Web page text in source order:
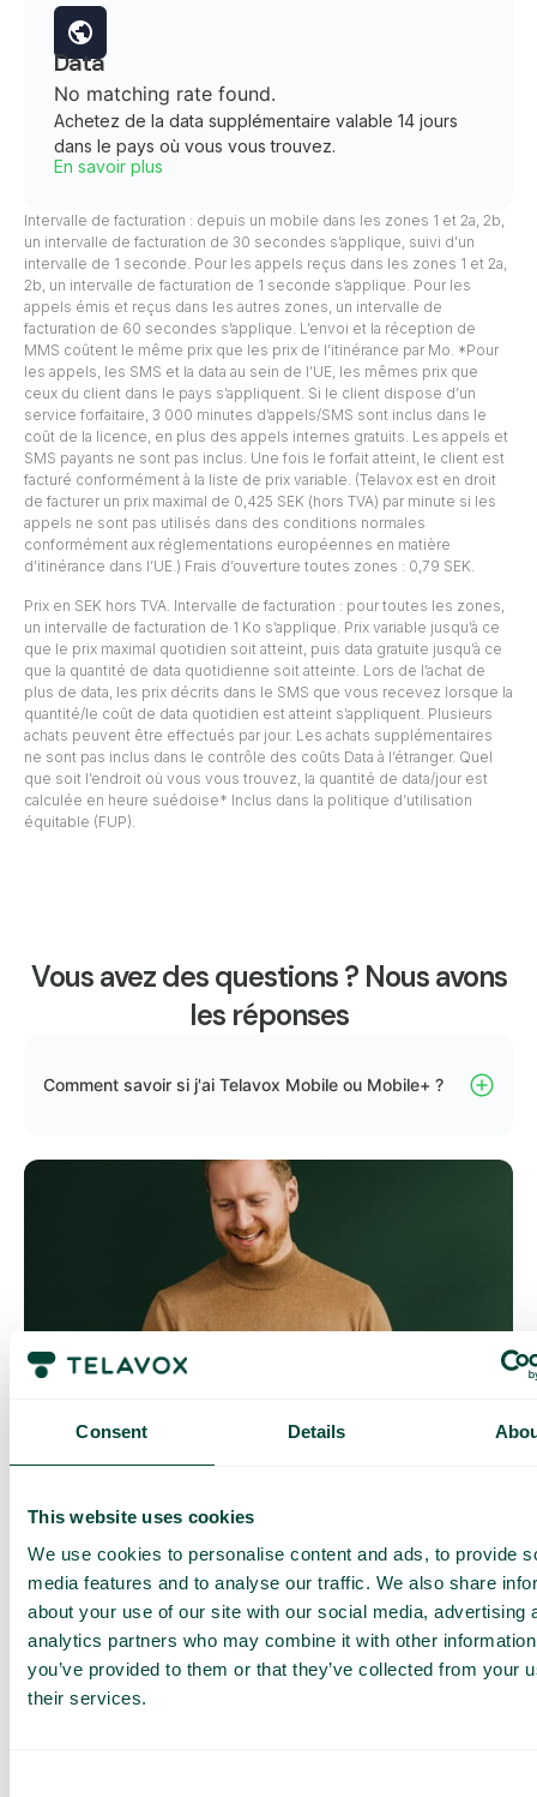
Consent Details
This website uses cookies
We use cookies to personalise content and ads, to provide
media features and to analyse our traffic. We also share
about your use of our site with our social media, advertising
analytics partners who may combine it with other
you’ve provided to them or that they’ve collected from your
their services.
Data
No matching rate found.
Achetez de la data supplémentaire valable 14 jours
dans le pays où vous vous trouvez.
En savoir plus
Intervalle de facturation : depuis un mobile dans les zones 1 et 2a, 2b,
un intervalle de facturation de 30 secondes s’applique, suivi d’un
intervalle de 1 seconde. Pour les appels reçus dans les zones 1 et 2a,
2b, un intervalle de facturation de 1 seconde s’applique. Pour les
appels émis et reçus dans les autres zones, un intervalle de
facturation de 60 secondes s’applique. L’envoi et la réception de
MMS coûtent le même prix que les prix de l’itinérance par Mo. *Pour
les appels, les SMS et la data au sein de l’UE, les mêmes prix que
ceux du client dans le pays s’appliquent. Si le client dispose d’un
service forfaitaire, 3 000 minutes d’appels/SMS sont inclus dans le
coût de la licence, en plus des appels internes gratuits. Les appels et
SMS payants ne sont pas inclus. Une fois le forfait atteint, le client est
facturé conformément à la liste de prix variable. (Telavox est en droit
de facturer un prix maximal de 0,425 SEK (hors TVA) par minute si les
appels ne sont pas utilisés dans des conditions normales
conformément aux réglementations européennes en matière
d’itinérance dans l’UE.) Frais d’ouverture toutes zones : 0,79 SEK.
Prix en SEK hors TVA. Intervalle de facturation : pour toutes les zones,
un intervalle de facturation de 1 Ko s’applique. Prix variable jusqu’à ce
que le prix maximal quotidien soit atteint, puis data gratuite jusqu’à ce
que la quantité de data quotidienne soit atteinte. Lors de l’achat de
plus de data, les prix décrits dans le SMS que vous recevez lorsque la
quantité/le coût de data quotidien est atteint s’appliquent. Plusieurs
achats peuvent être effectués par jour. Les achats supplémentaires
ne sont pas inclus dans le contrôle des coûts Data à l’étranger. Quel
que soit l’endroit où vous vous trouvez, la quantité de data/jour est
calculée en heure suédoise* Inclus dans la politique d’utilisation
équitable (FUP).
Vous avez des questions ? Nous avons
les réponses
Comment savoir si j'ai Telavox Mobile ou Mobile+ ?
mieux contrôler vos coûts quotidiens lorsque vous surfez en
dehors de l’UE/EEE.
maximal prédéterminé. Une fois que vous avez consommé
cette quantité de data, vous recevez un SMS et avez la
possibilité d’acheter plus de data si nécessaire.
Comment ça marche